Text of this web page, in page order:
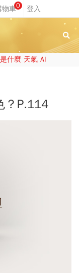
0
什麼 天氣 AI
？P.114